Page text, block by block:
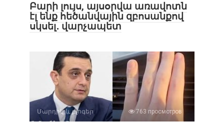
Բարի լույս, այսօրվա առավոտն
էլ ենք հեծանվային զբոսանքով
սկսել․ վարչապետ
Մարդիկ և բլոգեր 763 просмотров